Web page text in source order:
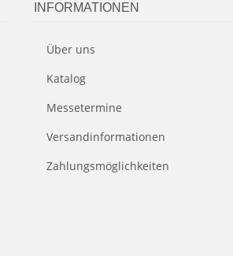
INFORMATIONEN
Über uns
Katalog
Messetermine
Versandinformationen
Zahlungsmöglichkeiten